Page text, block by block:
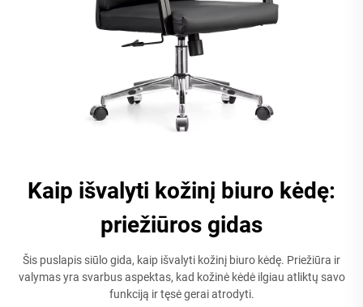
Kaip išvalyti kožinį biuro kėdę:
priežiūros gidas
Šis puslapis siūlo gida, kaip išvalyti kožinį biuro kėdę. Priežiūra ir
valymas yra svarbus aspektas, kad kožinė kėdė ilgiau atliktų savo
funkciją ir tęsė gerai atrodyti.